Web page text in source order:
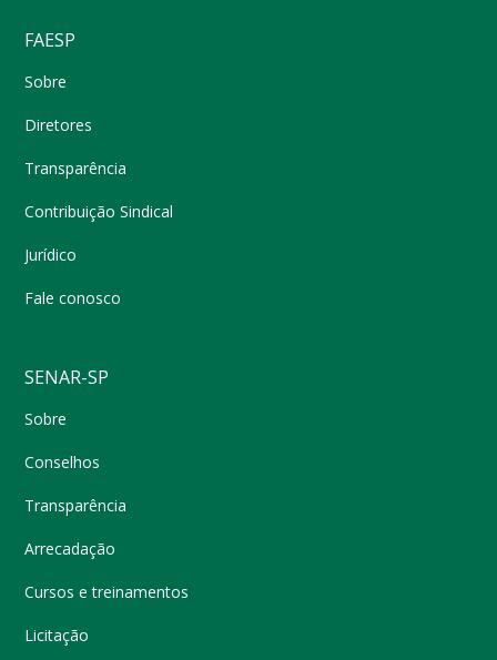
FAESP
Sobre
Diretores
Transparência
Contribuição Sindical
Jurídico
Fale conosco
SENAR-SP
Sobre
Conselhos
Transparência
Arrecadação
Cursos e treinamentos
Licitação